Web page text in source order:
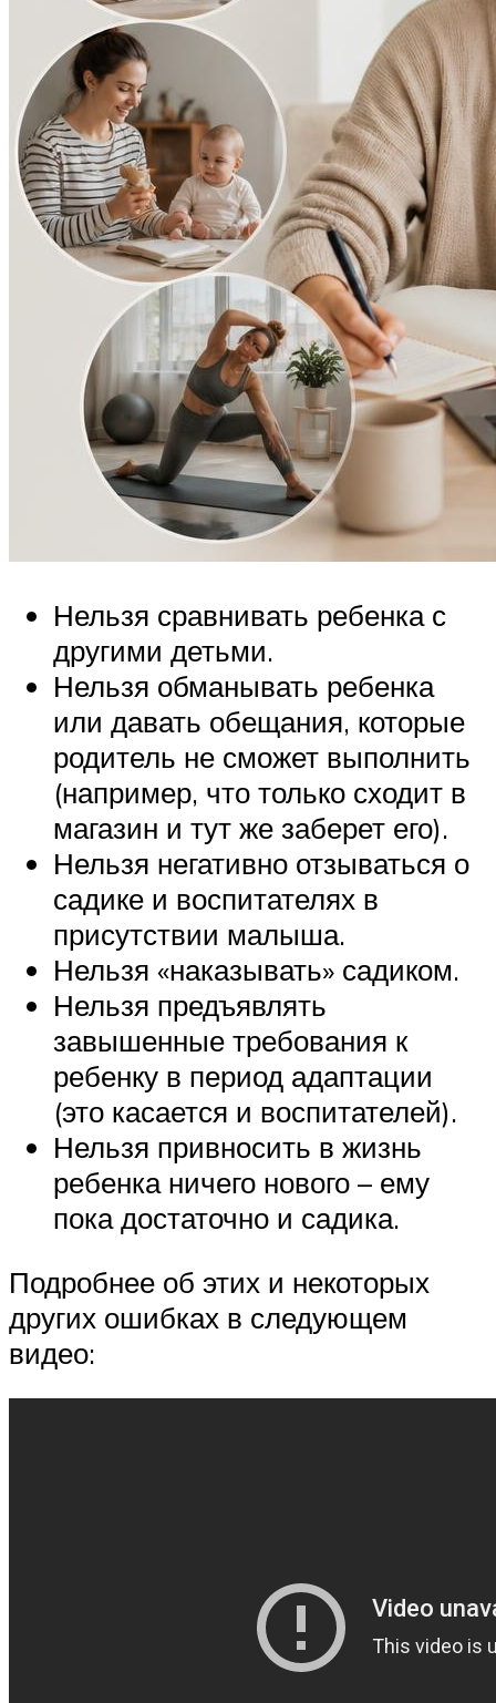
Нельзя сравнивать ребенка с
другими детьми.
Нельзя обманывать ребенка
или давать обещания, которые
родитель не сможет выполнить
(например, что только сходит в
магазин и тут же заберет его).
Нельзя негативно отзываться о
садике и воспитателях в
присутствии малыша.
Нельзя «наказывать» садиком.
Нельзя предъявлять
завышенные требования к
ребенку в период адаптации
(это касается и воспитателей).
Нельзя привносить в жизнь
ребенка ничего нового – ему
пока достаточно и садика.
Подробнее об этих и некоторых
других ошибках в следующем
видео: